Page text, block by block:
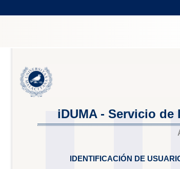
iDUMA - Servicio
IDENTIFICACIÓN DE